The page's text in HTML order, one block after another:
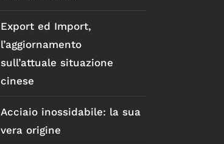
Export ed Import,
l’aggiornamento
sull’attuale situazione
cinese
Acciaio inossidabile: la sua
vera origine